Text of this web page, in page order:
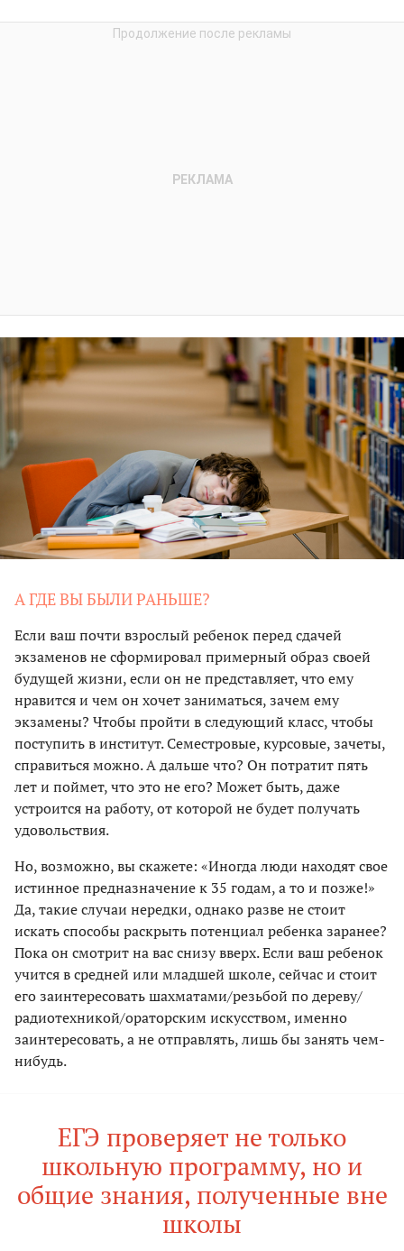
А ГДЕ ВЫ БЫЛИ РАНЬШЕ?
Если ваш почти взрослый ребенок перед сдачей
экзаменов не сформировал примерный образ своей
будущей жизни, если он не представляет, что ему
нравится и чем он хочет заниматься, зачем ему
экзамены? Чтобы пройти в следующий класс, чтобы
поступить в институт. Семестровые, курсовые, зачеты,
справиться можно. А дальше что? Он потратит пять
лет и поймет, что это не его? Может быть, даже
устроится на работу, от которой не будет получать
удовольствия.
Но, возможно, вы скажете: «Иногда люди находят свое
истинное предназначение к 35 годам, а то и позже!»
Да, такие случаи нередки, однако разве не стоит
искать способы раскрыть потенциал ребенка заранее?
Пока он смотрит на вас снизу вверх. Если ваш ребенок
учится в средней или младшей школе, сейчас и стоит
его заинтересовать шахматами/резьбой по дереву/
радиотехникой/ораторским искусством, именно
заинтересовать, а не отправлять, лишь бы занять чем-
нибудь.
ЕГЭ проверяет не только
школьную программу, но и
общие знания, полученные вне
школы